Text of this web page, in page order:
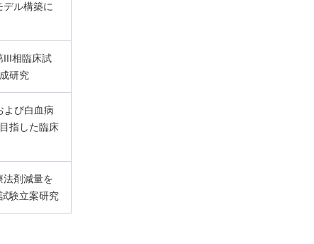
デル構築に
III相臨床試
研究
よび白血病
指した臨床
法剤減量を
験立案研究